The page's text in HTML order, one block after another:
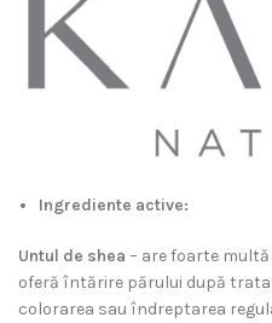
Ingrediente active:
Untul de shea – are foarte
oferă întărire părului după
colorarea sau îndreptarea